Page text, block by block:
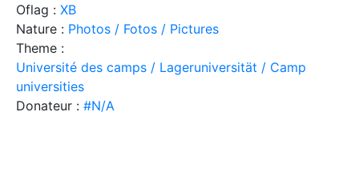
Oflag : XB
Nature : Photos / Fotos / Pictures
Theme :
Université des camps / Lageruniversität / Camp
universities
Donateur : #N/A